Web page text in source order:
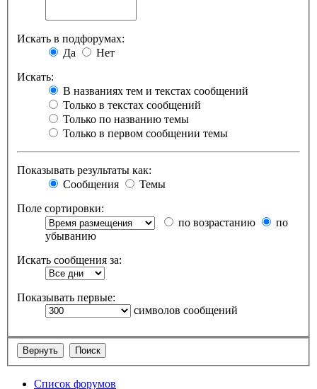
Искать в подфорумах:
Да
Нет
Искать:
В названиях тем и текстах сообщений
Только в текстах сообщений
Только по названию темы
Только в первом сообщении темы
Показывать результаты как:
Сообщения
Темы
Поле сортировки:
по возрастанию
по
убыванию
Искать сообщения за:
Показывать первые:
символов сообщений
Список форумов